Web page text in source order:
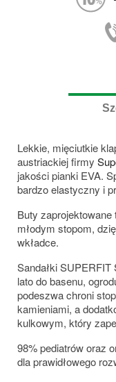
Lekkie, mięciutkie
austriackiej firmy
jakości pianki EVA.
bardzo elastyczny i
Buty
młodym stopom,
wkładce.
Sandałki
lato do basenu,
podeszwa chroni
kamieniami, a
kulkowym, który
98% pediatrów oraz
dla prawidłowego